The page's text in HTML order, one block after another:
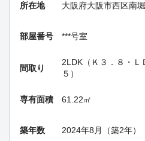
所在地 大阪府大阪市西区南
部屋番号 ***号室
間取り
2LDK（Ｋ３．８・Ｌ
５）
専有面積 61.22㎡
築年数 2024年8月（築2年）